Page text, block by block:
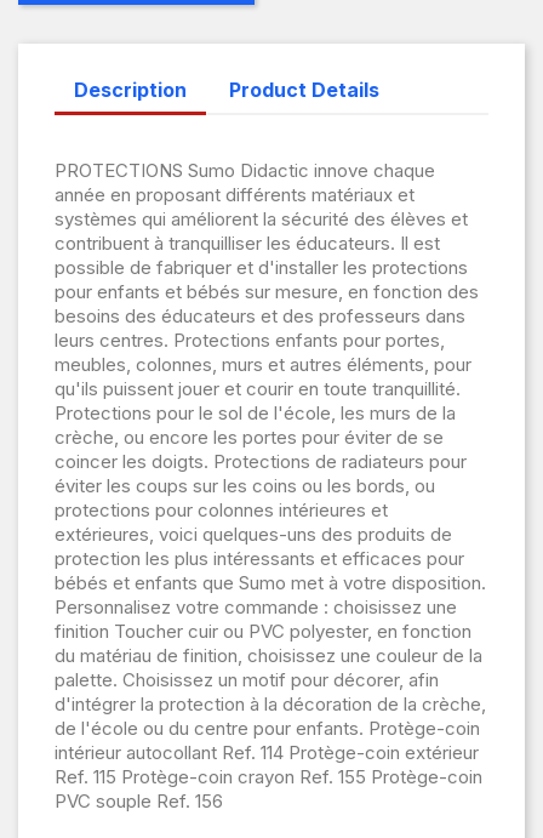
Description Product Details
PROTECTIONS Sumo Didactic innove chaque
année en proposant différents matériaux et
systèmes qui améliorent la sécurité des élèves et
contribuent à tranquilliser les éducateurs. Il est
possible de fabriquer et d'installer les protections
pour enfants et bébés sur mesure, en fonction des
besoins des éducateurs et des professeurs dans
leurs centres. Protections enfants pour portes,
meubles, colonnes, murs et autres éléments, pour
qu'ils puissent jouer et courir en toute tranquillité.
Protections pour le sol de l'école, les murs de la
crèche, ou encore les portes pour éviter de se
coincer les doigts. Protections de radiateurs pour
éviter les coups sur les coins ou les bords, ou
protections pour colonnes intérieures et
extérieures, voici quelques-uns des produits de
protection les plus intéressants et efficaces pour
bébés et enfants que Sumo met à votre disposition.
Personnalisez votre commande : choisissez une
finition Toucher cuir ou PVC polyester, en fonction
du matériau de finition, choisissez une couleur de la
palette. Choisissez un motif pour décorer, afin
d'intégrer la protection à la décoration de la crèche,
de l'école ou du centre pour enfants. Protège-coin
intérieur autocollant Ref. 114 Protège-coin extérieur
Ref. 115 Protège-coin crayon Ref. 155 Protège-coin
PVC souple Ref. 156